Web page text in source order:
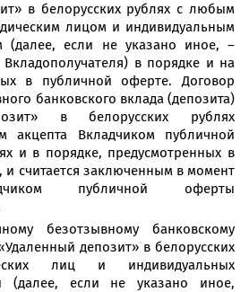
в белорусских рублях с любым
лицом и индивидуальным
(далее, если не указано иное, –
в порядке и на
в публичной оферте. Договор
банковского вклада (депозита)
в белорусских рублях
акцепта Вкладчиком публичной
и в порядке, предусмотренных в
считается заключенным в момент
публичной оферты
безотзывному банковскому
депозит» в белорусских
лиц и индивидуальных
(далее, если не указано иное,